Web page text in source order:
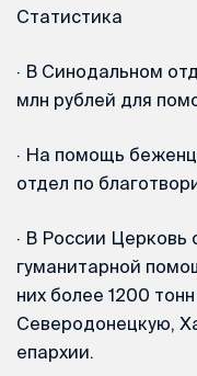
Статистика
· В Cинодальном
млн рублей для
· На помощь
отдел по
· В России Церковь
гуманитарной
них более 1200
Северодонецкую,
епархии.